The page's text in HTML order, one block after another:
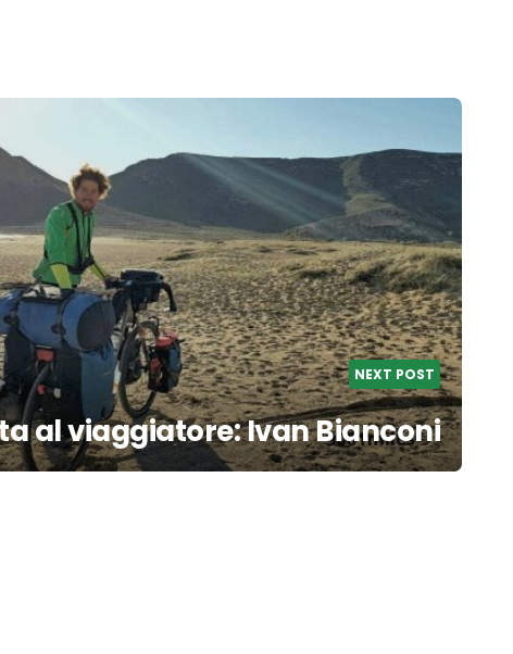
NEXT POST
al viaggiatore: Ivan Bianconi